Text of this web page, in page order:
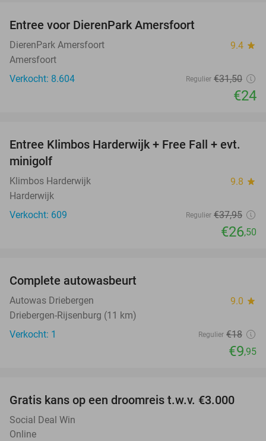
Entree voor DierenPark Amersfoort
DierenPark Amersfoort 9.4 star
Amersfoort
Verkocht: 8.604
Regulier €31,50
€24
30%
Entree Klimbos Harderwijk + Free Fall + evt.
minigolf
Klimbos Harderwijk 9.8 star
Harderwijk
Verkocht: 609
Regulier €37,95
€26,50
NEW
TODAY
Complete autowasbeurt
Autowas Driebergen 9.0 star
Driebergen-Rijsenburg (11 km)
Verkocht: 1
Regulier €18
€9,95
Gratis kans op een droomreis t.w.v. €3.000
Social Deal Win
Online